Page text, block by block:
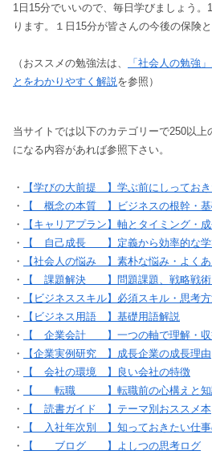
1日15分でいいので、毎日学びましょう。
ります。１日15分が皆さんの今後の保険と
（おススメの勉強法は、
「社会人の勉強
とをわかりやすく解説を参照）
当サイトでは以下のカテゴリーで250以
になる内容があれば参照下さい。
・
【学びの大前提 】学ぶ前にしっておき
・
【 概念の本質 】ビジネスの根幹・
・
【キャリアプラン】軸とタイミング・
・
【 自己成長 】定義から効率的な学
・
【社会人の悩み 】素朴な悩み・よく
・
【 課題解決 】問題課題、戦略戦術
・
【ビジネススキル】必須スキル・思考
・
【ビジネス用語 】基礎用語解説
・
【 企業会計 】一つの軸で理解・収
・
【企業実例研究 】成長企業の成長理由
・
【 会社の環境 】良い会社の特徴
・
【 転職 】転職前の心構えと知
・
【 読書ガイド 】テーマ別おススメ本
・
【 入社年次別 】知っておきたい仕
・
【 ブログ 】よしつの思考ログ